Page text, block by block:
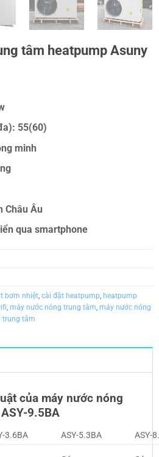
tâm heatpump Asuny
55(60)
minh
Châu Âu
qua smartphone
bơm nhiệt, cài đặt heatpump, heatpump
, máy nước nóng trung tâm, máy nước nóng
trung tâm
của máy nước nóng
9.5BA
3.6BA ASY-5.3BA
ASY-